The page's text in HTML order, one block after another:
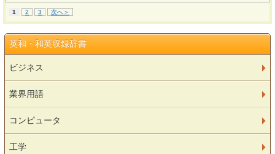
1 2 3 次へ＞
英和・和英収録辞書
ビジネス
業界用語
コンピュータ
工学